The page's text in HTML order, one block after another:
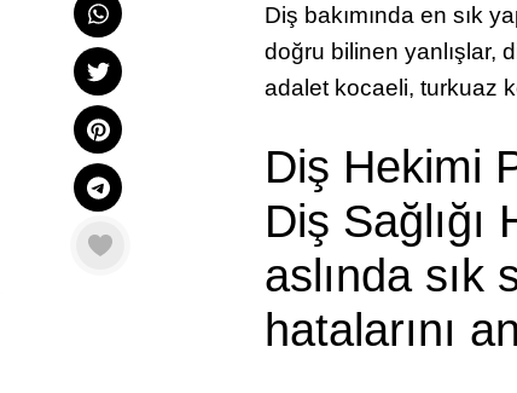
Diş bakımında en sık
doğru bilinen yanlışlar,
adalet kocaeli, turkuaz
Diş Hekimi
Diş Sağlığı
aslında sık
hatalarını